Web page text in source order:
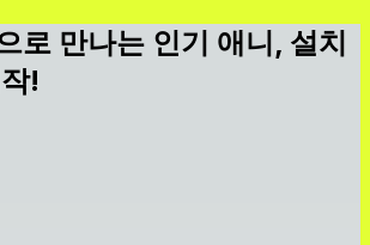
로 만나는 인기 애니, 설치
!